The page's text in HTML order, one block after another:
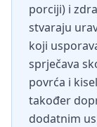
porciji) i
stvaraju
koji
sprječava
povrća i
također
dodatnim